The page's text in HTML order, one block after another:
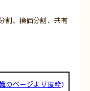
割、換価分割、共有
のページより抜粋）